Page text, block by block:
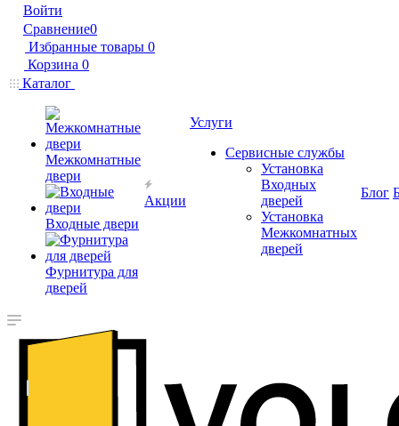
Войти
Сравнение0
Избранные товары 0
Корзина 0
Каталог
Межкомнатные
двери
Входные двери
Фурнитура для
дверей
Акции
Услуги
Сервисные службы
Установка
Входных
дверей
Установка
Межкомнатных
дверей
Блог